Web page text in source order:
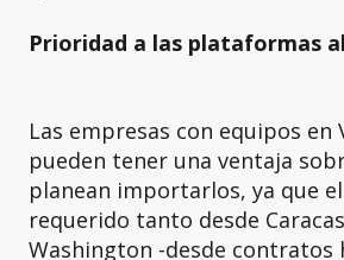
Prioridad a las plataformas
Las empresas con equipos en
pueden tener una ventaja
planean importarlos, ya que
requerido tanto desde
Washington -desde contratos